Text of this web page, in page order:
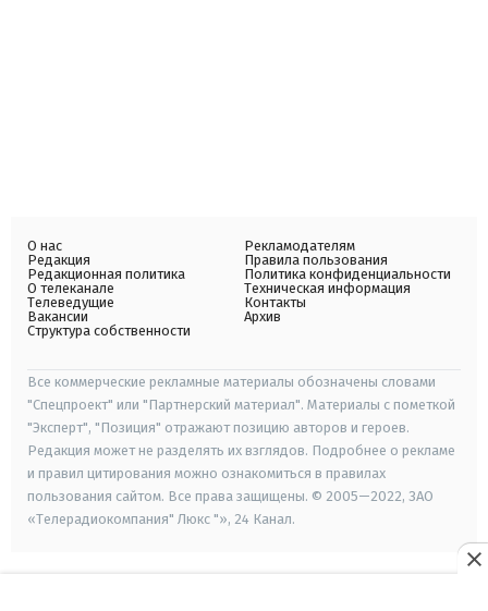
О нас
Редакция
Редакционная политика
О телеканале
Телеведущие
Вакансии
Структура собственности
Рекламодателям
Правила пользования
Политика конфиденциальности
Техническая информация
Контакты
Архив
Все коммерческие рекламные материалы обозначены словами
"Спецпроект" или "Партнерский материал". Материалы с пометкой
"Эксперт", "Позиция" отражают позицию авторов и героев.
Редакция может не разделять их взглядов. Подробнее о рекламе
и правил цитирования можно ознакомиться в правилах
пользования сайтом. Все права защищены. © 2005—2022, ЗАО
«Телерадиокомпания" Люкс "», 24 Канал.